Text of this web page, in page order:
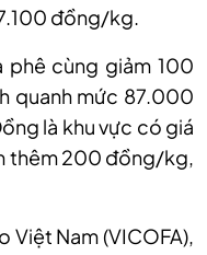
đồng/kg.
phê cùng giảm 100
quanh mức 87.000
là khu vực có giá
thêm 200 đồng/kg,
Việt Nam (VICOFA),